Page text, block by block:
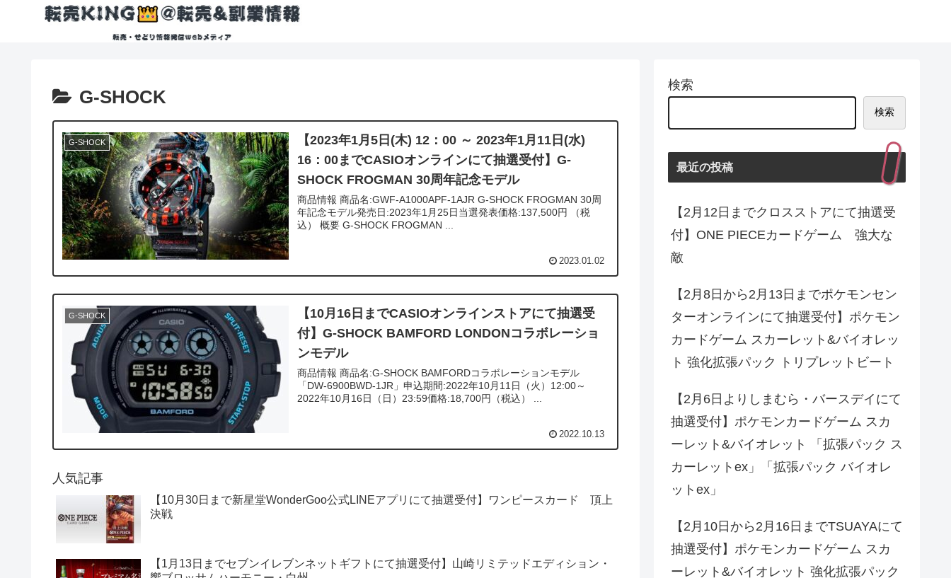
G-SHOCK
G-SHOCK
【2023年1月5日(木) 12：00 ～ 2023年1月11日(水)
16：00までCASIOオンラインにて抽選受付】G-
SHOCK FROGMAN 30周年記念モデル
商品情報 商品名:GWF-A1000APF-1AJR G-SHOCK FROGMAN 30周
年記念モデル発売日:2023年1月25日当選発表価格:137,500円 （税
込） 概要 G-SHOCK FROGMAN ...
2023.01.02
G-SHOCK
【10月16日までCASIOオンラインストアにて抽選受
付】G-SHOCK BAMFORD LONDONコラボレーショ
ンモデル
商品情報 商品名:G-SHOCK BAMFORDコラボレーションモデル
「DW-6900BWD-1JR」申込期間:2022年10月11日（火）12:00～
2022.10.13
人気記事
【10月30日まで新星堂WonderGoo公式LINEアプリにて抽選受付】ワンピースカード 頂上
決戦
【1月13日までセブンイレブンネットギフトにて抽選受付】山崎リミテッドエディション・
検索
検索
最近の投稿
【2月12日までクロスストアにて抽選受
付】ONE PIECEカードゲーム 強大な
敵
【2月8日から2月13日までポケモンセン
ターオンラインにて抽選受付】ポケモン
カードゲーム スカーレット&バイオレッ
ト 強化拡張パック トリプレットビート
【2月6日よりしまむら・バースデイにて
抽選受付】ポケモンカードゲーム スカ
ーレット&バイオレット 「拡張パック ス
カーレットex」「拡張パック バイオレ
ットex」
【2月10日から2月16日までTSUAYAにて
抽選受付】ポケモンカードゲーム スカ
ーレット&バイオレット 強化拡張パック